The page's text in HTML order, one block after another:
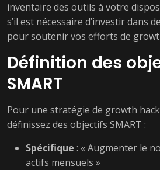
inventaire des outils à votre
s’il est nécessaire d’investir dans
pour soutenir vos efforts de
Définition des
SMART
Pour une stratégie de growth
définissez des objectifs SMART :
Spécifique : « Augmenter le
actifs mensuels »